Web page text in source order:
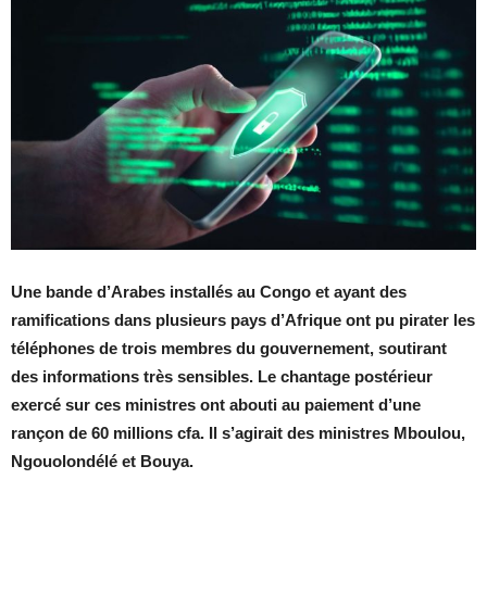
Une bande d’Arabes installés au Congo et ayant des
ramifications dans plusieurs pays d’Afrique ont pu pirater les
téléphones de trois membres du gouvernement, soutirant
des informations très sensibles. Le chantage postérieur
exercé sur ces ministres ont abouti au paiement d’une
rançon de 60 millions cfa. Il s’agirait des ministres Mboulou,
Ngouolondélé et Bouya.